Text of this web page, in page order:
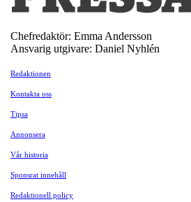
Chefredaktör: Emma Andersson
Ansvarig utgivare: Daniel Nyhlén
Redaktionen
Kontakta oss
Tipsa
Annonsera
Vår historia
Sponsrat innehåll
Redaktionell policy